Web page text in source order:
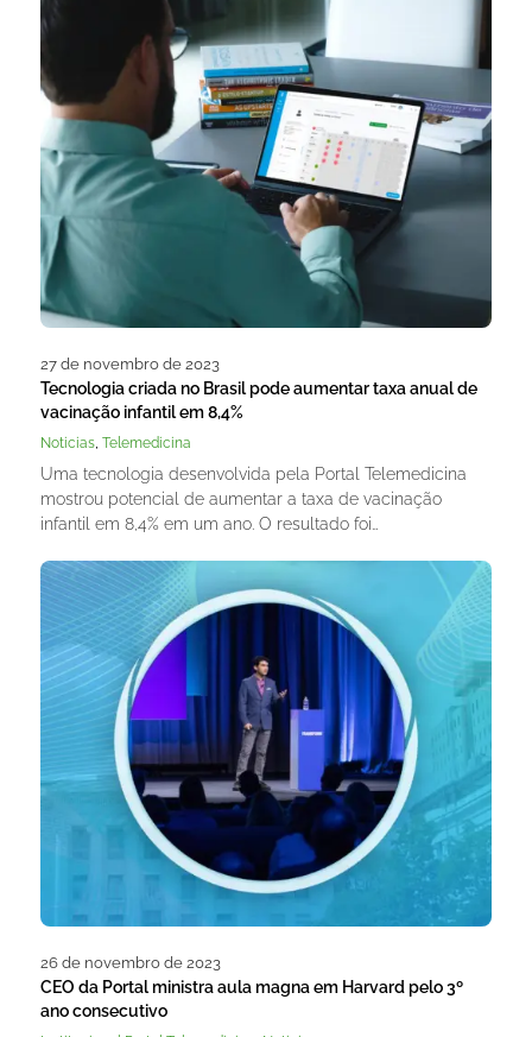
27 de novembro de 2023
Tecnologia criada no Brasil pode aumentar taxa anual de
vacinação infantil em 8,4%
Noticias, Telemedicina
Uma tecnologia desenvolvida pela Portal Telemedicina
mostrou potencial de aumentar a taxa de vacinação
infantil em 8,4% em um ano. O resultado foi…
26 de novembro de 2023
CEO da Portal ministra aula magna em Harvard pelo 3º
ano consecutivo